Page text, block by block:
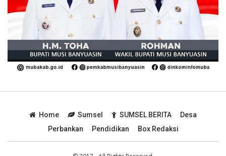
Home Sumsel SUMSEL BERITA
Desa
Perbankan
Pendidikan Box Redaksi